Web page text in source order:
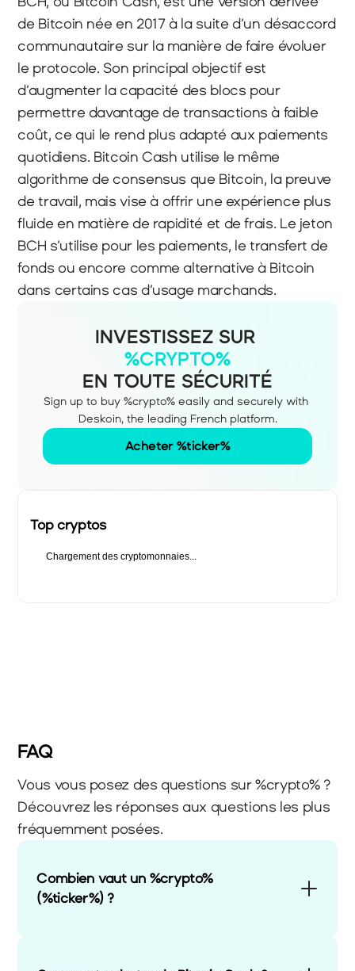
de Bitcoin née en 2017 à la suite d’un désaccord
communautaire sur la manière de faire évoluer
le protocole. Son principal objectif est
d’augmenter la capacité des blocs pour
permettre davantage de transactions à faible
coût, ce qui le rend plus adapté aux paiements
quotidiens. Bitcoin Cash utilise le même
algorithme de consensus que Bitcoin, la preuve
de travail, mais vise à offrir une expérience plus
fluide en matière de rapidité et de frais. Le jeton
BCH s’utilise pour les paiements, le transfert de
fonds ou encore comme alternative à Bitcoin
dans certains cas d’usage marchands.
INVESTISSEZ SUR
%CRYPTO%
EN TOUTE SÉCURITÉ
Sign up to buy %crypto% easily and securely with
Deskoin, the leading French platform.
Acheter %ticker%
Top cryptos
Chargement des cryptomonnaies...
FAQ
Vous vous posez des questions sur %crypto% ?
Découvrez les réponses aux questions les plus
fréquemment posées.
Combien vaut un %crypto%
(%ticker%) ?